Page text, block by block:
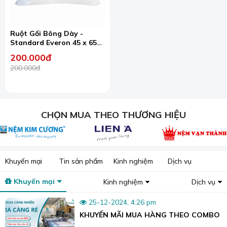
sở thích .
Bên cạnh đó, khách hàng có nhu cầu mua sắm
ga, nệm,rèm cửa,
cầu của khách hàng, với tiêu chí:
Nói không với hàng giả, hàng kém chất lượng.
Giá thành rẻ, chất lượng cao, bảo hành nghiêm túc.
Đo, may theo ý khách hàng, thời gian trả hàng nhanh
Đội ngũ giỏi, tư vấn nhiệt tình, miễn phí vận chuyển
nội thành.
Hơn 1000 mẫu vải đầy đủ chất liệu, màu sắc, hoa văn.
Ruột Gối Bông Dày -
Standard Everon 45 x 65
200.000đ
200.000đ
CHỌN MUA THEO THƯƠNG HIỆU
Khuyến mại Tin sản phẩm Kinh nghiệm Dịch vụ
Khuyến mại Kinh nghiệm Dịch vụ
25-12-2024, 4:26 pm
KHUYẾN MÃI MUA HÀNG THEO COMBO